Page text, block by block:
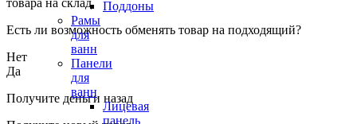
Поддоны
Рамы
для
ванн
Панели
для
ванн
Лицевая
панель
Есть ли возможность обменять товар на подходящий?
Нет
Да
Получите деньги назад